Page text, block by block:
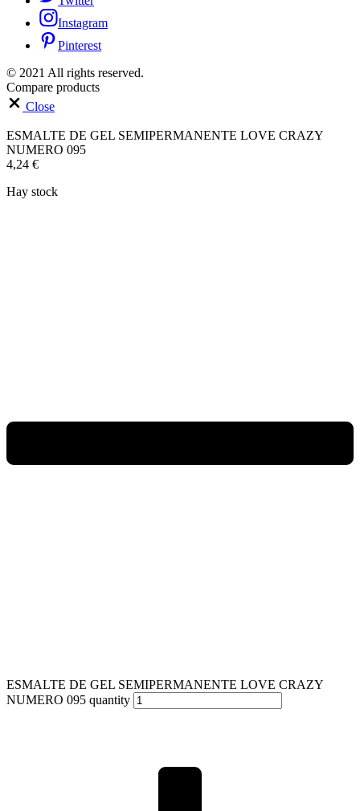
Instagram
Pinterest
© 2021 All rights reserved.
Compare products
Close
ESMALTE DE GEL SEMIPERMANENTE LOVE CRAZY
NUMERO 095
4,24 €
Hay stock
ESMALTE DE GEL SEMIPERMANENTE LOVE CRAZY
NUMERO 095 quantity